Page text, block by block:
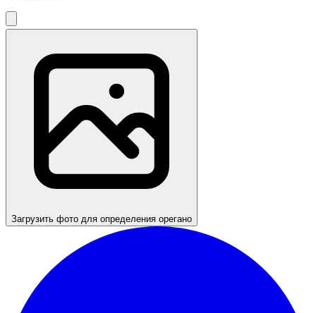
Загрузить фото для определения орегано